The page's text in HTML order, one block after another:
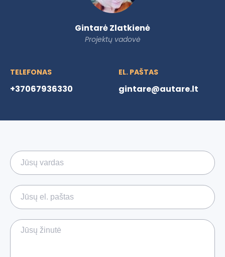
Gintarė Zlatkienė
Projektų vadovė
TELEFONAS
+37067936330
EL. PAŠTAS
gintare@autare.lt